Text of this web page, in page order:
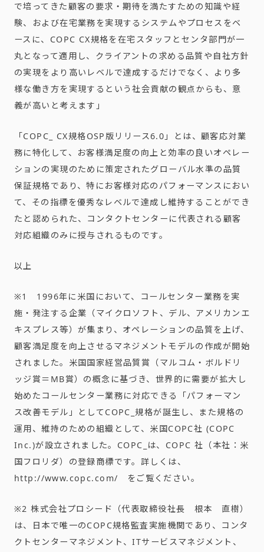
で培ってきた顧客の要求・期待を満たすための知識や経
験、および在宅業務を実現するシステムやプロセスをベ
ースに、COPC CX規格を在宅スタッフとセンタ部門が一
丸となって適用し、クライアントの求める品質や自社方針
の実現をより高いレベルで達成するだけでなく、より多
様な働き方を実現するという社会貢献の観点からも、意
義が高いと考えます」
「COPC_ CX規格OSP版リリース6.0」とは、顧客応対業
務に特化して、お客様満足度の向上と効率の良いオペレー
ションの実現のために策定されたグローバル水準の品質
保証規格であり、特にお客様対応のパフォーマンスにおい
て、その指標を優秀なレベルで達成し維持することができ
たと認められた、コンタクトセンターに代表される顧客
対応組織のみに授与されるものです。
以上
※1 1996年に米国において、コールセンター業務を実
施・発注する企業（マイクロソフト、デル、アメリカンエ
キスプレス等）が集まり、オペレーションの品質を上げ、
顧客満足度を向上させるマネジメントモデルの作成が開始
されました。米国国家経営品質賞（マルコム・ボルドリ
ッジ賞＝MB賞）の概念に基づき、世界的に需要が拡大し
始めたコールセンター業務に対応できる「パフォーマン
ス改善モデル」としてCOPC_規格が誕生し、また規格の
運用、維持のための組織として、米国COPC社 (COPC
Inc.)が設立されました。COPC_は、COPC 社（本社：米
国フロリダ）の登録商標です。詳しくは、
http://www.copc.com/ をご覧ください。
※2 株式会社プロシード（代表取締役社長 根本 直樹）
は、日本で唯一のCOPC規格監査実施機関であり、コンタ
クトセンターマネジメント、ITサービスマネジメント、